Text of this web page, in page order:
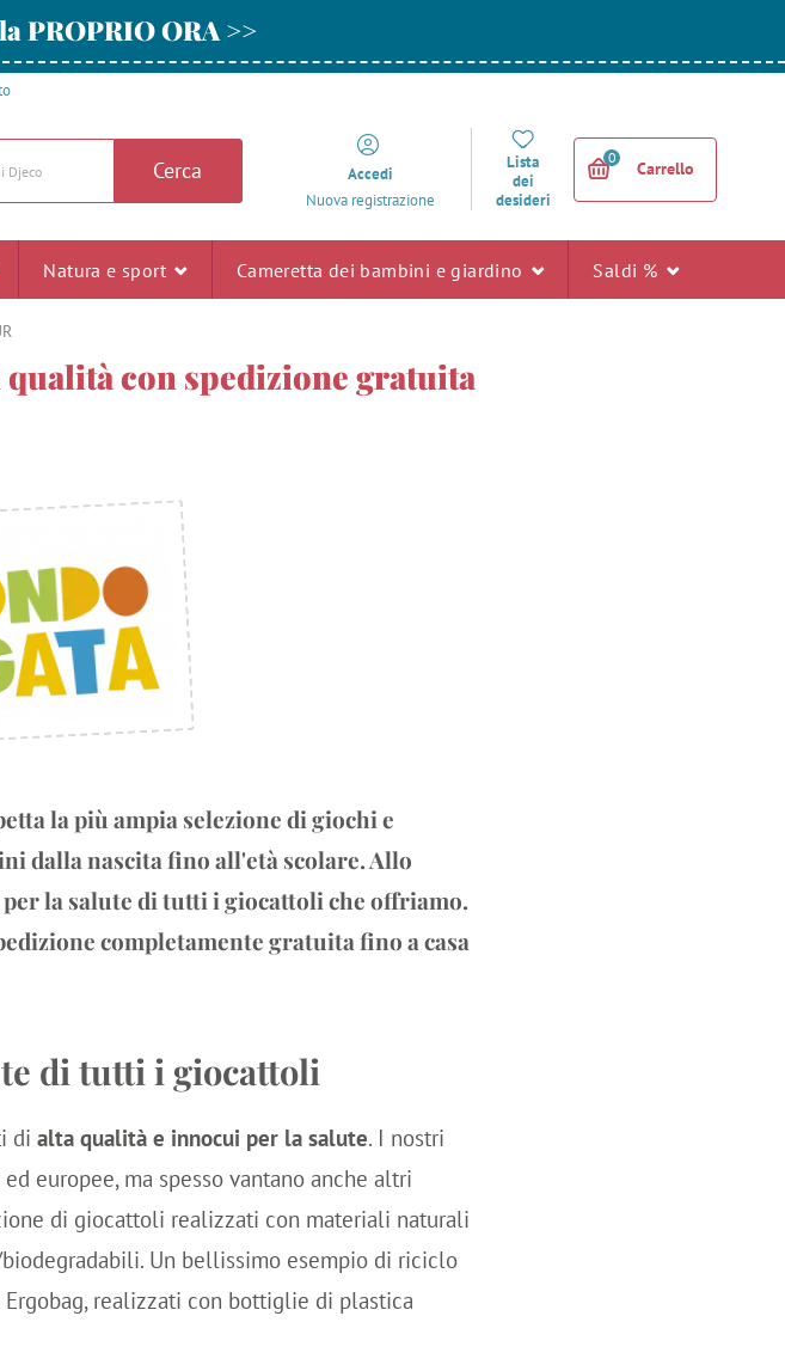
PROPRIO ORA >>
Cerca
Accedi
Nuova registrazione
Lista
dei
desideri
0
Carrello
Natura e sport Cameretta dei bambini e giardino Saldi %
con spedizione gratuita
la più ampia selezione di giochi e
dalla nascita fino all'età scolare. Allo
la salute di tutti i giocattoli che offriamo.
completamente gratuita fino a casa
di tutti i giocattoli
di alta qualità e innocui per la salute. I nostri
europee, ma spesso vantano anche altri
di giocattoli realizzati con materiali naturali
Un bellissimo esempio di riciclo
realizzati con bottiglie di plastica